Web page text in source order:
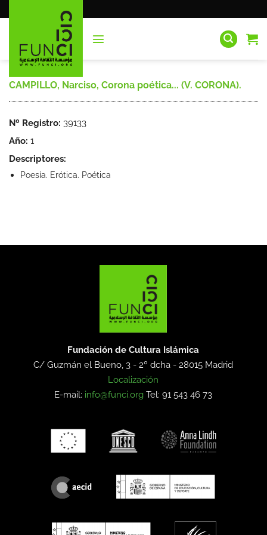
al
CAMPILLO, Narciso, Corona poética... (V. CORONA).
Nº Registro: 39133
Año: 1
Descriptores:
Poesía. Erótica. Poética
Fundación de Cultura Islámica
C/ Guzmán el Bueno, 3 - 2º dcha -28015 Madrid
Localización
E-mail: info@funci.org Tel: 91 543 46 73